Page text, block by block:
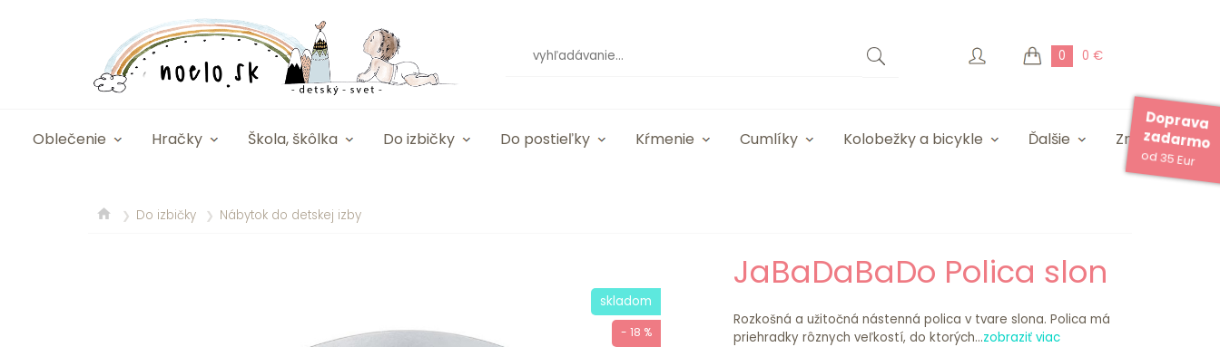
0 0 €
Doprava
zadarmo
od 35 Eur
Oblečenie Hračky Škola, škôlka Do izbičky Do postieľky Kŕmenie Cumlíky Kolobežky a bicykle Ďalšie Značky
❯ Do izbičky ❯ Nábytok do detskej izby
skladom
- 18 %
JaBaDaBaDo Polica slon
Rozkošná a užitočná nástenná polica v tvare slona. Polica má
priehradky rôznych veľkostí, do ktorých...zobraziť viac